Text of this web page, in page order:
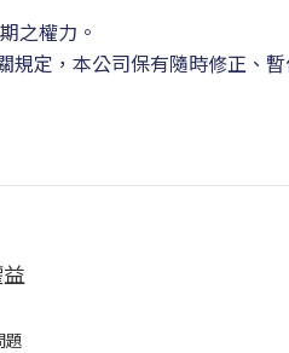
之權力。
定，本公司保有隨時修正、
題